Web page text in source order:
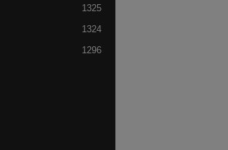
1325
1324
1296